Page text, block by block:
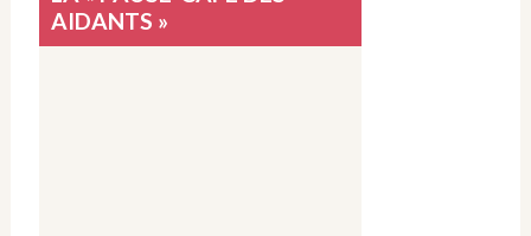
AIDANTS »